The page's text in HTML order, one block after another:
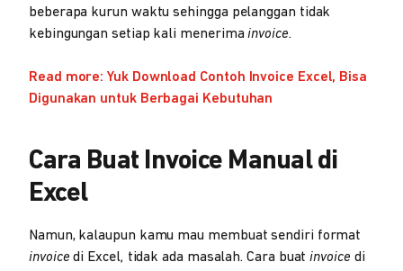
beberapa kurun waktu sehingga pelanggan tidak
kebingungan setiap kali menerimainvoice.
Read more: Yuk Download Contoh Invoice Excel, Bisa
Digunakan untuk Berbagai Kebutuhan
Cara Buat Invoice Manual di
Excel
Namun, kalaupun kamu mau membuat sendiri format
invoicedi Excel, tidak ada masalah. Cara buatinvoice di